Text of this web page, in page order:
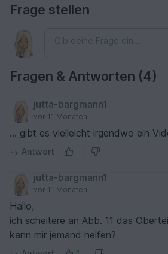
Frage stellen
Fragen & Antworten (4)
jutta-bargmann1
vor 11 Monaten
... gibt es vielleicht irgendwo ein
Antwort
jutta-bargmann1
vor 11 Monaten
Hallo,
ich scheitere an Abb. 11 das
kann mir jemand helfen?